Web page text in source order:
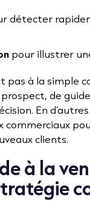
détecter
pour illustrer
à la simple
de
En
clients.
à la